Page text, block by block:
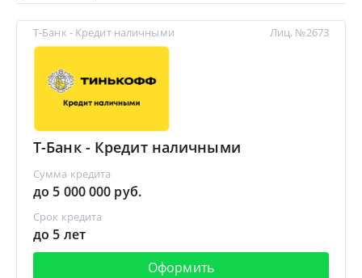
Т-Банк - Кредит наличными
Т-Банк - Кредит наличными
Сумма кредита
до 5 000 000 руб.
Срок кредита
до 5 лет
Оформить
Лиц. №2673